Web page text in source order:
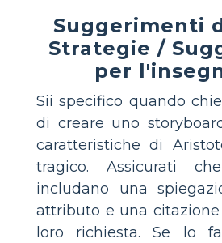
Suggerimenti
Strategie /
per
Sii specifico quando
di creare uno
caratteristiche di
tragico. Assicurati
includano una
attributo e una
loro richiesta. Se lo